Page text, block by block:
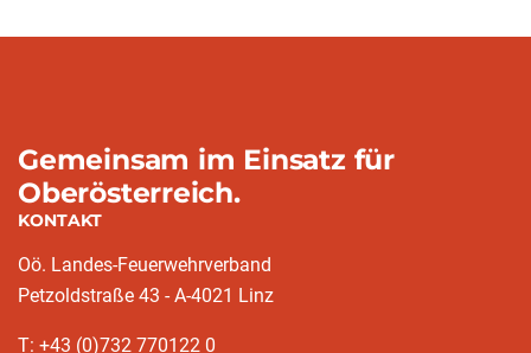
Gemeinsam im Einsatz für
Oberösterreich.
KONTAKT
Oö. Landes-Feuerwehrverband
Petzoldstraße 43 - A-4021 Linz
T: +43 (0)732 770122 0